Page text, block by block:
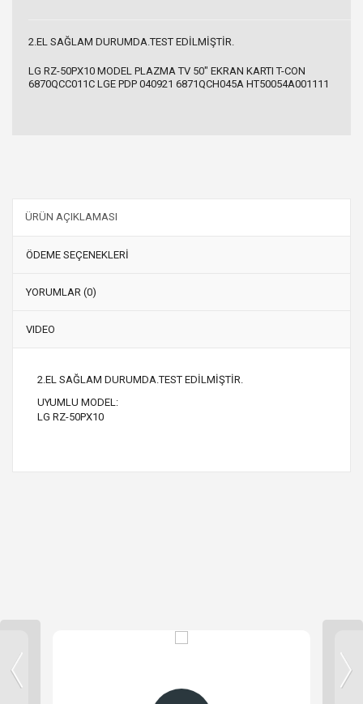
2.EL SAĞLAM DURUMDA.TEST EDİLMİŞTİR.
LG RZ-50PX10 MODEL PLAZMA TV 50" EKRAN KARTI T-CON
6870QCC011C LGE PDP 040921 6871QCH045A HT50054A001111
ÜRÜN AÇIKLAMASI
ÖDEME SEÇENEKLERİ
YORUMLAR (0)
VIDEO
2.EL SAĞLAM DURUMDA.TEST EDİLMİŞTİR.
UYUMLU MODEL:
LG RZ-50PX10